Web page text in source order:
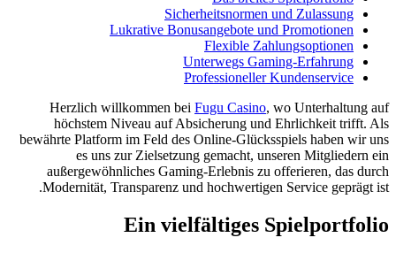
Herzlich
höchstem
bewährte Platform
es uns
Modernität,